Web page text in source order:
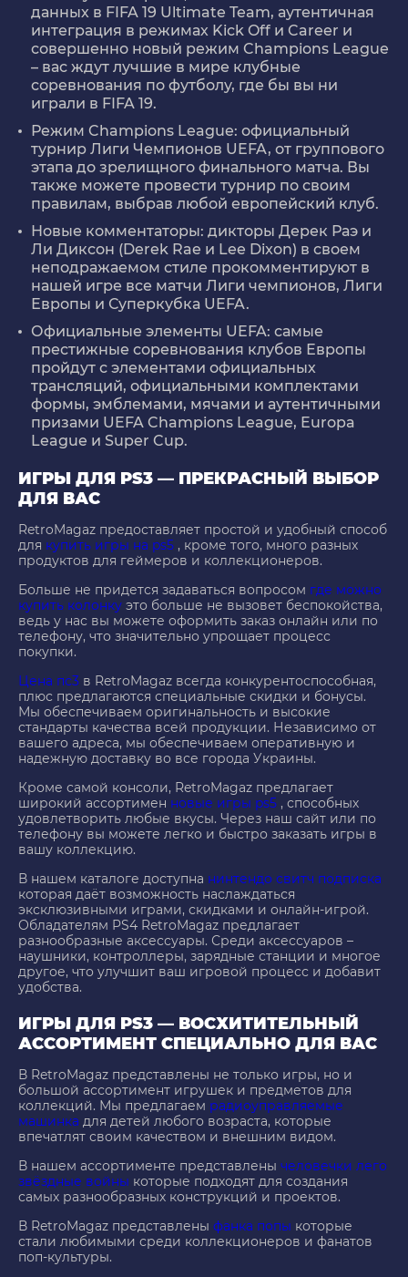
данных в FIFA 19 Ultimate Team, аутентичная
интеграция в режимах Kick Off и Career и
совершенно новый режим Champions League
– вас ждут лучшие в мире клубные
соревнования по футболу, где бы вы ни
играли в FIFA 19.
Режим Champions League: официальный
турнир Лиги Чемпионов UEFA, от группового
этапа до зрелищного финального матча. Вы
также можете провести турнир по своим
правилам, выбрав любой европейский клуб.
Новые комментаторы: дикторы Дерек Раэ и
Ли Диксон (Derek Rae и Lee Dixon) в своем
неподражаемом стиле прокомментируют в
нашей игре все матчи Лиги чемпионов, Лиги
Европы и Суперкубка UEFA.
Официальные элементы UEFA: самые
престижные соревнования клубов Европы
пройдут с элементами официальных
трансляций, официальными комплектами
формы, эмблемами, мячами и аутентичными
призами UEFA Champions League, Europa
League и Super Cup.
ИГРЫ ДЛЯ PS3 — ПРЕКРАСНЫЙ ВЫБОР
ДЛЯ ВАС
RetroMagaz предоставляет простой и удобный способ
для купить игры на ps5 , кроме того, много разных
продуктов для геймеров и коллекционеров.
Больше не придется задаваться вопросом где можно
купить колонку это больше не вызовет беспокойства,
ведь у нас вы можете оформить заказ онлайн или по
телефону, что значительно упрощает процесс
покупки.
Цена пс3 в RetroMagaz всегда конкурентоспособная,
плюс предлагаются специальные скидки и бонусы.
Мы обеспечиваем оригинальность и высокие
стандарты качества всей продукции. Независимо от
вашего адреса, мы обеспечиваем оперативную и
надежную доставку во все города Украины.
Кроме самой консоли, RetroMagaz предлагает
широкий ассортимен новые игры ps5 , способных
удовлетворить любые вкусы. Через наш сайт или по
телефону вы можете легко и быстро заказать игры в
вашу коллекцию.
В нашем каталоге доступна нинтендо свитч подписка
которая даёт возможность наслаждаться
эксклюзивными играми, скидками и онлайн-игрой.
Обладателям PS4 RetroMagaz предлагает
разнообразные аксессуары. Среди аксессуаров –
наушники, контроллеры, зарядные станции и многое
другое, что улучшит ваш игровой процесс и добавит
удобства.
ИГРЫ ДЛЯ PS3 — ВОСХИТИТЕЛЬНЫЙ
АССОРТИМЕНТ СПЕЦИАЛЬНО ДЛЯ ВАС
В RetroMagaz представлены не только игры, но и
большой ассортимент игрушек и предметов для
коллекций. Мы предлагаем радиоуправляемые
машинка для детей любого возраста, которые
впечатлят своим качеством и внешним видом.
В нашем ассортименте представлены человечки лего
звёздные войны которые подходят для создания
самых разнообразных конструкций и проектов.
В RetroMagaz представлены фанка попы которые
стали любимыми среди коллекционеров и фанатов
поп-культуры.